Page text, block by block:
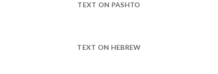
TEXT ON PASHTO
TEXT ON HEBREW